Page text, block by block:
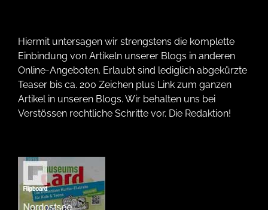
Hiermit untersagen wir strengstens die komplette
Einbindung von Artikeln unserer Blogs in anderen
Online-Angeboten. Erlaubt sind lediglich abgekürzte
Teaser bis ca. 200 Zeichen plus Link zum ganzen
Artikel in unseren Blogs. Wir behalten uns bei
Verstössen rechtliche Schritte vor. Die Redaktion!